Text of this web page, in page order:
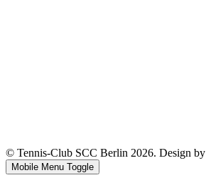
© Tennis-Club SCC Berlin 2026. Design by
Mobile Menu Toggle